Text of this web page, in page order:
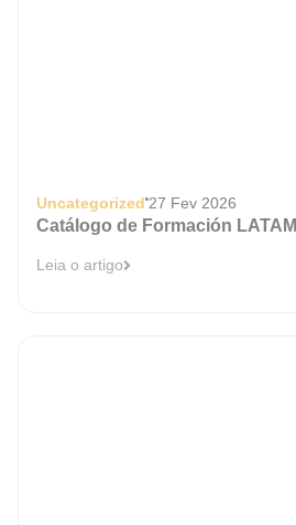
Uncategorized 27 Fev 2026
Catálogo de Formación LATAM
Leia o artigo